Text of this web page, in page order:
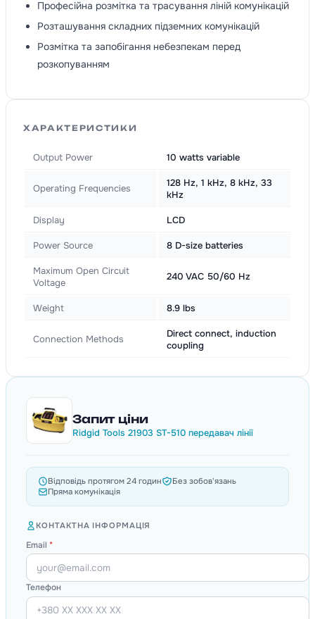
Професійна розмітка та трасування ліній комунікацій
Розташування складних підземних комунікацій
Розмітка та запобігання небезпекам перед
розкопуванням
ХАРАКТЕРИСТИКИ
Output Power 10 watts variable
Operating Frequencies
128 Hz, 1 kHz, 8 kHz, 33
kHz
Display LCD
Power Source 8 D-size batteries
Maximum Open Circuit
Voltage
240 VAC 50/60 Hz
Weight 8.9 lbs
Connection Methods
Direct connect, induction
coupling
Запит ціни
Ridgid Tools 21903 ST-510 передавач лінії
Відповідь протягом 24 годин
Без зобов'язань
Пряма комунікація
КОНТАКТНА ІНФОРМАЦІЯ
Email *
Телефон